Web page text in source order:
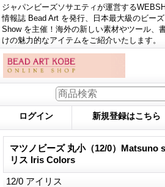
ジャパンビーズソサエティが運営する
情報誌 Bead Art を発行、日本最大級のビー
Show を主催！海外の新しい素材やツール、
けの魅力的なアイテムをご紹介いたします。
ログイン 新規登録はこちら
マツノビーズ 丸小（12/0）Matsuno
リス Iris Colors
12/0 アイリス